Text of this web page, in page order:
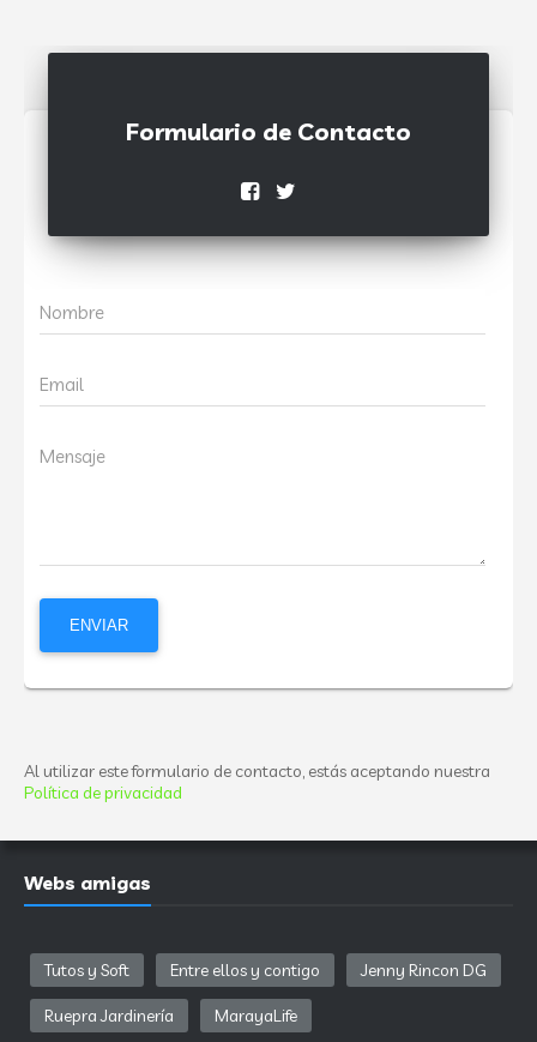
Formulario de Contacto
Nombre
Email
Mensaje
Al utilizar este formulario de contacto, estás aceptando nuestra
Política de privacidad
Webs amigas
Tutos y Soft Entre ellos y contigo Jenny Rincon DG
Ruepra Jardinería MarayaLife